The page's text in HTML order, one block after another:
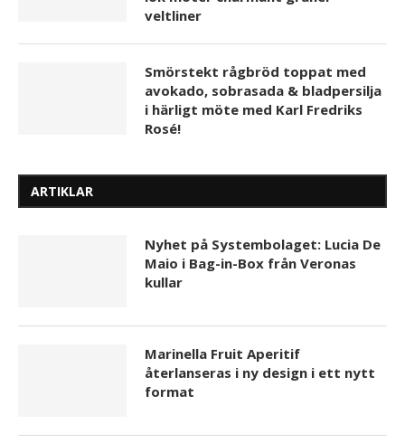
veltliner
Smörstekt rågbröd toppat med
avokado, sobrasada & bladpersilja
i härligt möte med Karl Fredriks
Rosé!
ARTIKLAR
Nyhet på Systembolaget: Lucia De
Maio i Bag-in-Box från Veronas
kullar
Marinella Fruit Aperitif
återlanseras i ny design i ett nytt
format